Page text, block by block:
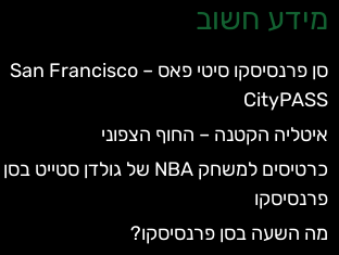
מידע חשוב
סן פרנסיסקו סיטי פאס – San Francisco
CityPASS
איטליה הקטנה – החוף הצפוני
כרטיסים למשחק NBA של גולדן סטייט בסן
פרנסיסקו
מה השעה בסן פרנסיסקו?